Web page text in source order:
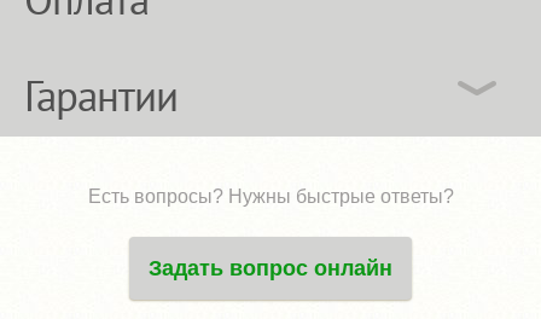
Гарантии
Задать вопрос онлайн
Есть вопросы? Нужны быстрые ответы?